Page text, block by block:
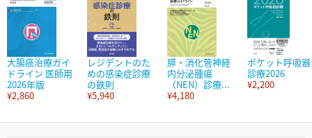
大腸癌治療ガイ
ドライン 医師用
2026年版
¥2,860
レジデントのた
めの感染症診療
の鉄則
¥5,940
膵・消化管神経
内分泌腫瘍
（NEN）診療...
¥4,180
ポケット呼吸器
診療2026
¥2,200